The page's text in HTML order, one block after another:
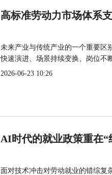
高标准劳动力市场体系
未来产业与传统产业的一个重要区
快速演进、场景持续变换、岗位不
2026-06-23 10:26
AI时代的就业政策重在“
面对技术冲击对劳动就业的错综复